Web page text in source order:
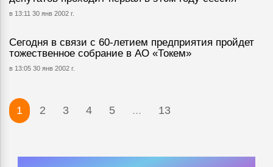
в 13:11 30 янв 2002 г.
Сегодня в связи с 60-летием предприятия пройдет
тожественное собрание в АО «Токем»
в 13:05 30 янв 2002 г.
1 2 3 4 5 ... 13